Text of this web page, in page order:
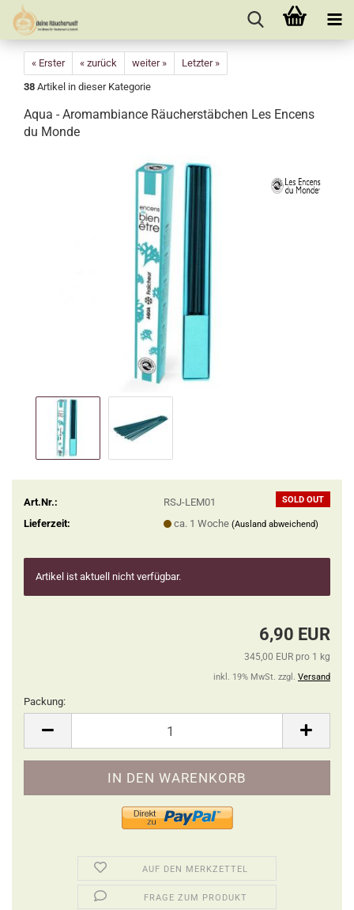
« Erster « zurück weiter »
Letzter »
38 Artikel in dieser Kategorie
Aqua - Aromambiance Räucherstäbchen Les Encens
du Monde
SOLD OUT
Art.Nr.:
RSJ-LEM01
Lieferzeit:
ca. 1 Woche (Ausland abweichend)
Artikel ist aktuell nicht verfügbar.
6,90 EUR
345,00 EUR pro 1 kg
inkl. 19% MwSt. zzgl. Versand
Packung:
AUF DEN MERKZETTEL
FRAGE ZUM PRODUKT